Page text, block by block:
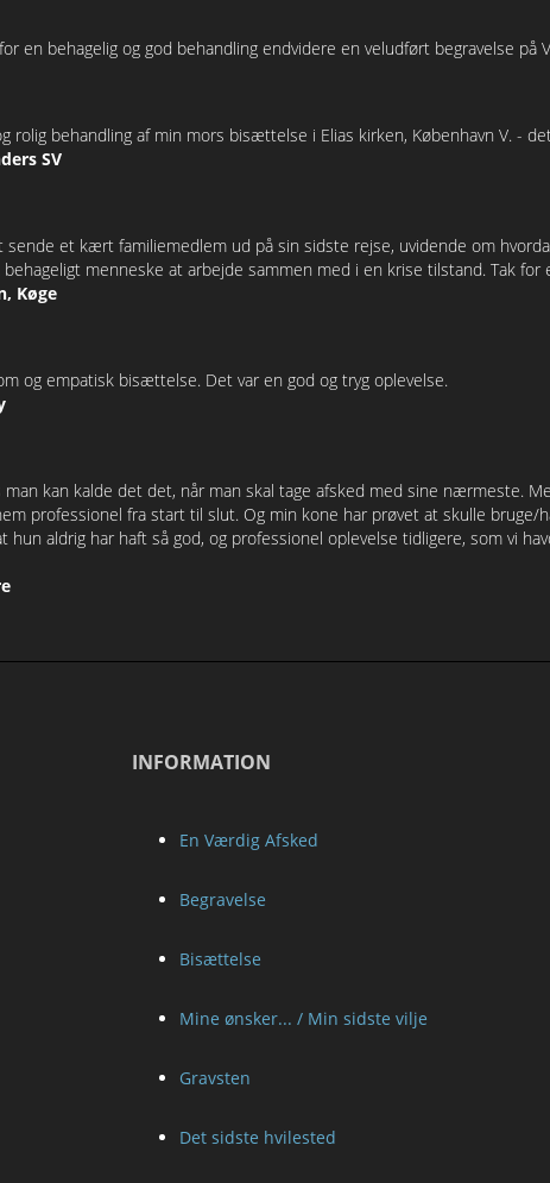
en behagelig og god behandling endvidere en veludført begravelse på
rolig behandling af min mors bisættelse i Elias kirken, København V. -
SV
sende et kært familiemedlem ud på sin sidste rejse, uvidende om
menneske at arbejde sammen med i en krise tilstand. Tak
Køge
og empatisk bisættelse. Det var en god og tryg oplevelse.
man kan kalde det det, når man skal tage afsked med sine nærmeste.
professionel fra start til slut. Og min kone har prøvet at skulle
hun aldrig har haft så god, og professionel oplevelse tidligere, som vi
INFORMATION
En Værdig Afsked
Begravelse
Bisættelse
Mine ønsker... / Min sidste vilje
Gravsten
Det sidste hvilested